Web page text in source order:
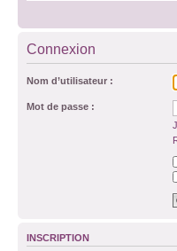
Connexion
Nom d’utilisateur :
Mot de passe :
INSCRIPTION